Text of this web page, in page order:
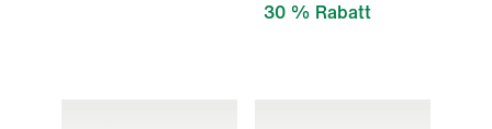
30 % Rabatt